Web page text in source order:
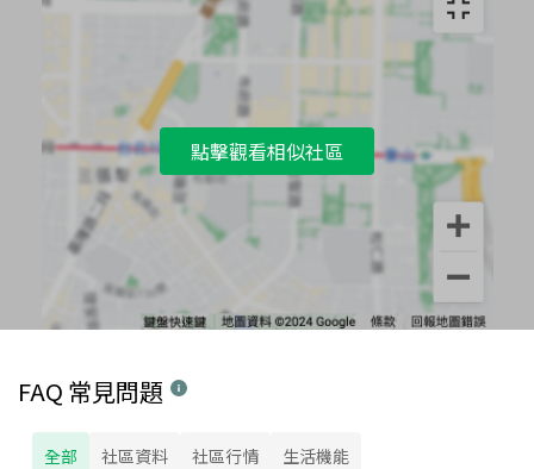
點擊觀看相似社區
FAQ 常見問題
全部 社區資料 社區行情 生活機能